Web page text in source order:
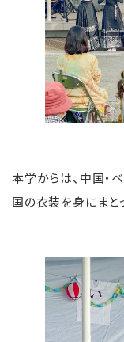
本学からは、中国・
国の衣装を身にまと